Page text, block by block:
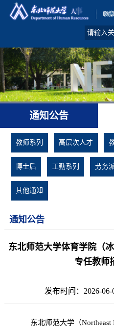
通知公告
教师系列 高层次人才
博士后 工勤系列 劳务
其他通知
通知公告
东北师范大学体育学院（
专任教师
发布时间：2026-
东北师范大学（